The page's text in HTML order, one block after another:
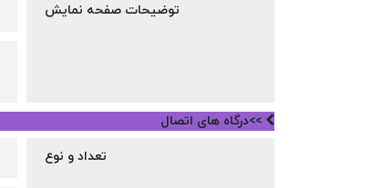
توضیحات صفحه نمایش
>>درگاه های اتصال
تعداد و نوع